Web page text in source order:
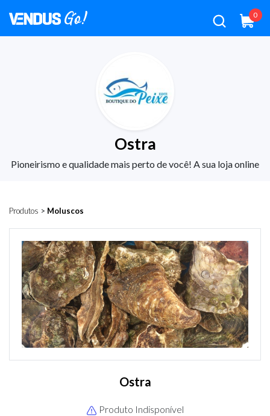
0
Ostra
Pioneirismo e qualidade mais perto de você! A sua loja online
Produtos > Moluscos
Ostra
Produto Indisponível